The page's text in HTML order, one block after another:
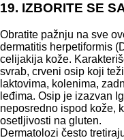
19. IZBORITE SE
Obratite pažnju na sve
dermatitis herpetiformis
celijakija kože.
svrab, crveni osip koji
laktovima, kolenima,
leđima. Osip je izazvan
neposredno ispod kože,
osetljivosti na gluten.
Dermatolozi često